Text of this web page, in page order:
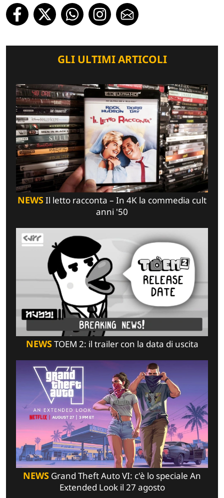
GLI ULTIMI ARTICOLI
NEWSIl letto racconta – In 4K la commedia cult
anni '50
NEWSTOEM 2: il trailer con la data di uscita
NEWS Grand Theft Auto VI: c'è lo speciale An
Extended Look il 27 agosto